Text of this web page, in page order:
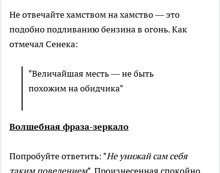
Не отвечайте хамством на хамство — это
подобно подливанию бензина в огонь. Как
отмечал Сенека:
"Величайшая месть — не быть
похожим на обидчика"
Волшебная фраза-зеркало
Попробуйте ответить: "Не унижай сам себя
таким поведением". Произнесенная спокойно,